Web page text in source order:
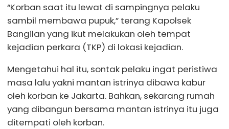
“Korban saat itu lewat di sampingnya pelaku
sambil membawa pupuk,” terang Kapolsek
Bangilan yang ikut melakukan oleh tempat
kejadian perkara (TKP) di lokasi kejadian.
Mengetahui hal itu, sontak pelaku ingat peristiwa
masa lalu yakni mantan istrinya dibawa kabur
oleh korban ke Jakarta. Bahkan, sekarang rumah
yang dibangun bersama mantan istrinya itu juga
ditempati oleh korban.